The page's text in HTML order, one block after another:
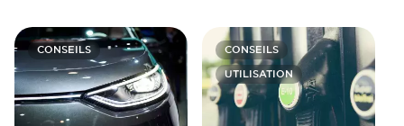
CONSEILS CONSEILS
UTILISATION